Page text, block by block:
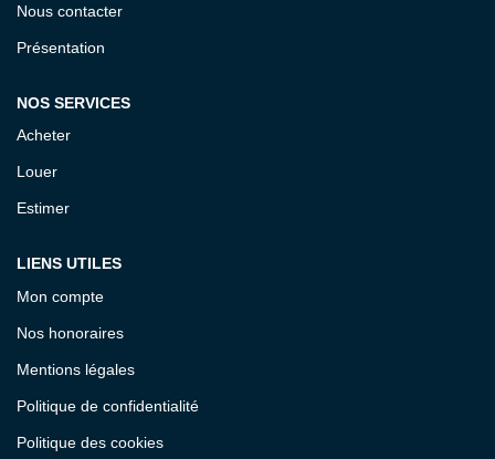
Nous contacter
Présentation
NOS SERVICES
Acheter
Louer
Estimer
LIENS UTILES
Mon compte
Nos honoraires
Mentions légales
Politique de confidentialité
Politique des cookies